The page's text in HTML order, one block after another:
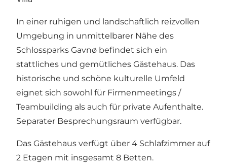
In einer ruhigen und landschaftlich reizvollen
Umgebung in unmittelbarer Nähe des
Schlossparks Gavnø befindet sich ein
stattliches und gemütliches Gästehaus. Das
historische und schöne kulturelle Umfeld
eignet sich sowohl für Firmenmeetings /
Teambuilding als auch für private Aufenthalte.
Separater Besprechungsraum verfügbar.
Das Gästehaus verfügt über 4 Schlafzimmer auf
2 Etagen mit insgesamt 8 Betten.